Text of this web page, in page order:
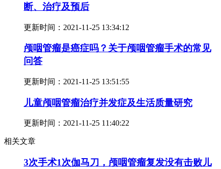
断、治疗及预后
更新时间： 2021-11-25 13:34:12
颅咽管瘤是癌症吗？关于颅咽管瘤手术的常见
问答
更新时间： 2021-11-25 13:51:55
儿童颅咽管瘤治疗并发症及生活质量研究
更新时间： 2021-11-25 11:40:22
相关文章
3次手术1次伽马刀，颅咽管瘤复发没有击败儿